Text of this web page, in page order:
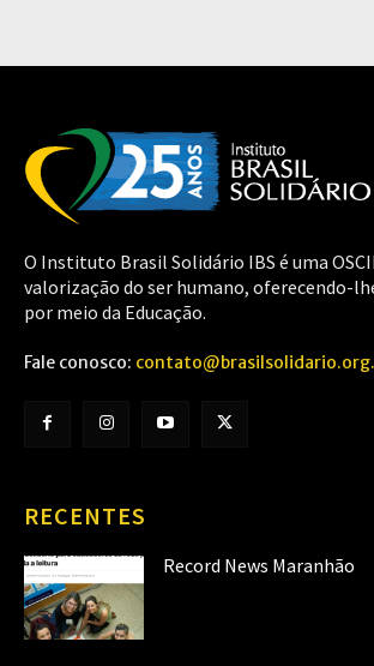
O Instituto Brasil Solidário IBS é uma
valorização do ser humano, oferecendo-
por meio da Educação.
Fale conosco:
RECENTES
Record News Maranhão